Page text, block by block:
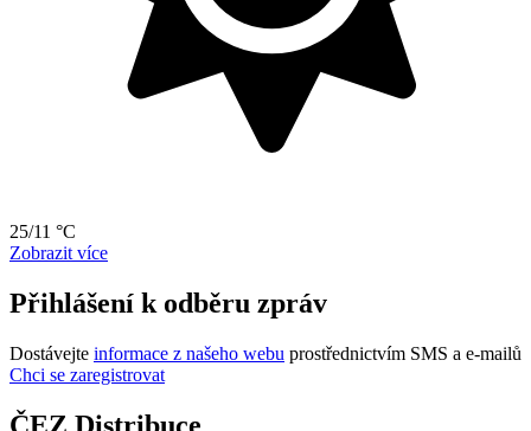
25/11 °C
Zobrazit více
Přihlášení k odběru zpráv
Dostávejte informace z našeho webu prostřednictvím SMS a e-mailů
Chci se zaregistrovat